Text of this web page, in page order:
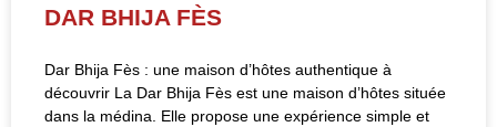
DAR BHIJA FÈS
Dar Bhija Fès : une maison d’hôtes authentique à
découvrir La Dar Bhija Fès est une maison d’hôtes située
dans la médina. Elle propose une expérience simple et